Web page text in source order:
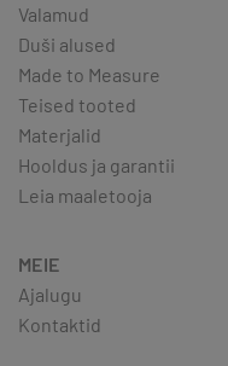
Valamud
Duši alused
Made to Measure
Teised tooted
Materjalid
Hooldus ja garantii
Leia maaletooja
MEIE
Ajalugu
Kontaktid